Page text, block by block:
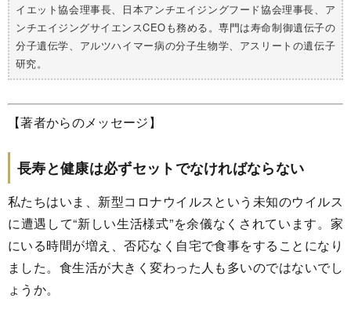
イエット協会理事長、日本アンチエイジングフード協会理事長、ア
ンチエイジングサイエンスCEOも務める。専門は寿命制御遺伝子の
分子遺伝学、アルツハイマー病の分子生物学、アスリートの遺伝子
研究。
【著者からのメッセージ】
長寿と健康は必ずセットでなければならない
私たちはいま、新型コロナウイルスという未知のウイルス
に遭遇して“新しい生活様式”を余儀なくされています。家
にいる時間が増え、否応なく自宅で食事をすることになり
ました。食生活が大きく変わった人も多いのではないでし
ょうか。